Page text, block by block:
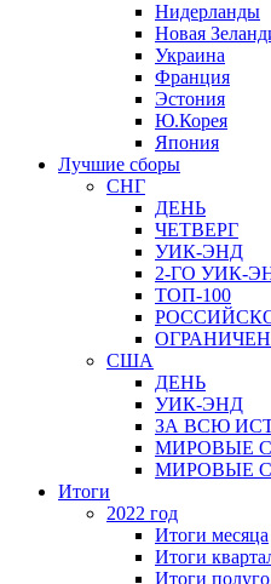
Нидерланды
Новая
Украина
Франция
Эстония
Ю.Корея
Япония
Лучшие сборы
СНГ
ДЕНЬ
ЧЕТВЕРГ
УИК-ЭНД
2-ГО УИК-
ТОП-100
США
ДЕНЬ
УИК-ЭНД
ЗА ВСЮ
МИРОВЫЕ
МИРОВЫЕ
Итоги
2022 год
Итоги месяца
Итоги
Итоги